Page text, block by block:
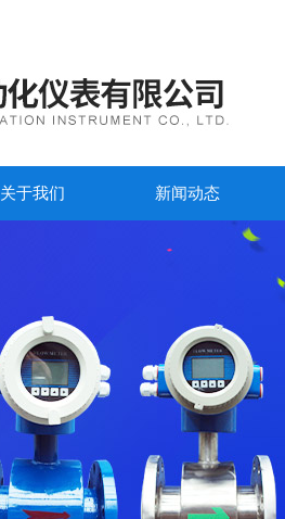
关于我们 新闻动态